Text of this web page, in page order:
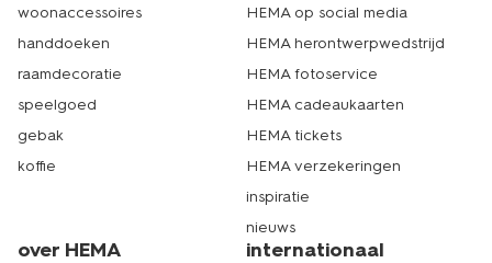
woonaccessoires
handdoeken
raamdecoratie
speelgoed
gebak
koffie
HEMA op social media
HEMA herontwerpwedstrijd
HEMA fotoservice
HEMA cadeaukaarten
HEMA tickets
HEMA verzekeringen
inspiratie
nieuws
over HEMA internationaal